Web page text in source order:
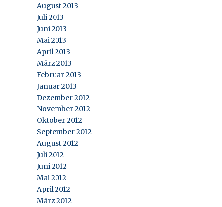
August 2013
Juli 2013
Juni 2013
Mai 2013
April 2013
März 2013
Februar 2013
Januar 2013
Dezember 2012
November 2012
Oktober 2012
September 2012
August 2012
Juli 2012
Juni 2012
Mai 2012
April 2012
März 2012